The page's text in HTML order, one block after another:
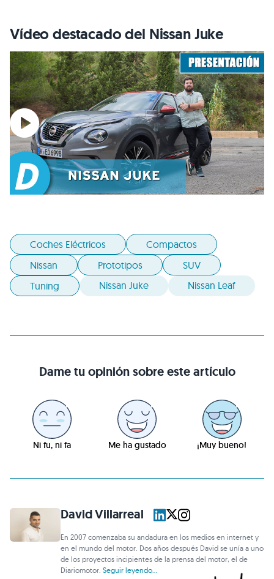
Vídeo destacado del Nissan Juke
Coches Eléctricos
Compactos
Nissan
Prototipos
SUV
Tuning
Nissan Juke Nissan Leaf
Dame tu opinión sobre este artículo
Ni fu, ni fa Me ha gustado ¡Muy bueno!
David Villarreal
En 2007 comenzaba su andadura en los medios en internet y
en el mundo del motor. Dos años después David se unía a uno
de los proyectos incipientes de la prensa del motor, el de
Diariomotor.Seguir leyendo...